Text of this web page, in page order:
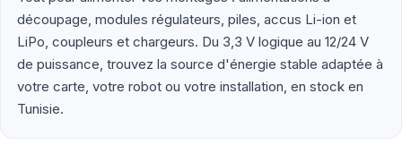
Que vous soyez étudiant en école d'ingénieur (ENIS, ENIT, INSAT,
ESPRIT), enseignant préparant un TP d'électronique embarquée,
maker lançant un projet personnel ou entreprise tunisienne
prototypant un produit connecté, vous trouverez chez Didactico
des composants fiables, des fiches techniques claires et un
support technique réactif. Nos catégories couvrent l'essentiel :
découpage, modules régulateurs, piles, accus Li-ion et
LiPo, coupleurs et chargeurs. Du 3,3 V logique au 12/24 V
de puissance, trouvez la source d'énergie stable adaptée à
votre carte, votre robot ou votre installation, en stock en
Tunisie.